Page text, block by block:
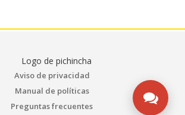
Aviso de privacidad
Manual de políticas
Preguntas frecuentes